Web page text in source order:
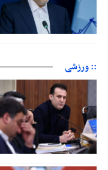
:: ورزشی